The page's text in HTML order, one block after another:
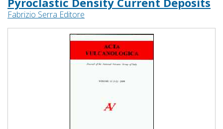
Fabrizio Serra Editore